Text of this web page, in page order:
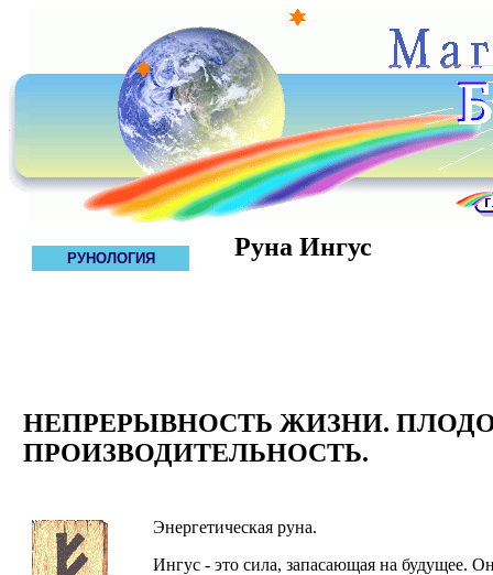
РУНОЛОГИЯ Руна Ингус
НЕПРЕРЫВНОСТЬ ЖИЗНИ.
ПРОИЗВОДИТЕЛЬНОСТЬ.
Энергетическая руна.
Ингус - это сила, запасающая на будущее.